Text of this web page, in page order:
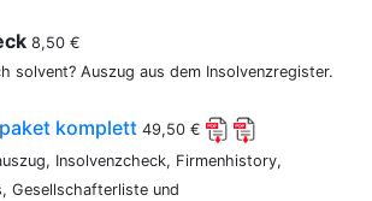
8,50 €
solvent? Auszug aus dem Insolvenzregister.
komplett 49,50 €
Insolvenzcheck, Firmenhistory,
Gesellschafterliste und